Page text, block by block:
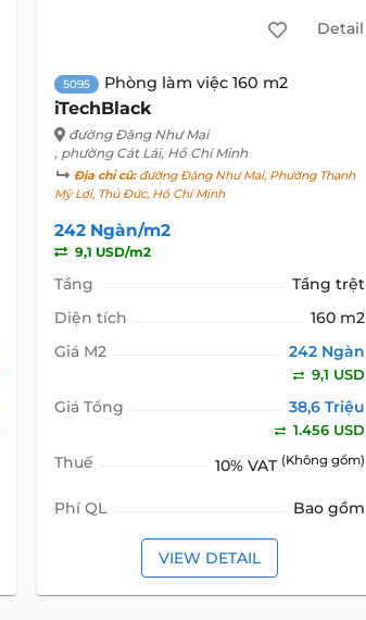
Detail
5095 Phòng làm việc 160 m2
iTechBlack
đường Đặng Như Mai
, phường Cát Lái, Hồ Chí Minh
Địa chỉ cũ:đường Đặng Như Mai, Phường Thạnh
Mỹ Lợi, Thủ Đức, Hồ Chí Minh
242 Ngàn/m2
9,1 USD/m2
Tầng
Tầng trệt
Diện tích
160 m2
Giá M2
242 Ngàn
9,1 USD
Giá Tổng 38,6 Triệu
1.456 USD
Thuế 10% VAT (Không gồm)
Phí QL Bao gồm
VIEW DETAIL